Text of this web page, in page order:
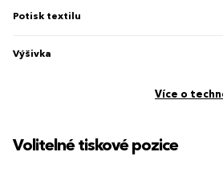
Potisk textilu
Výšivka
Více o
Volitelné tiskové pozice